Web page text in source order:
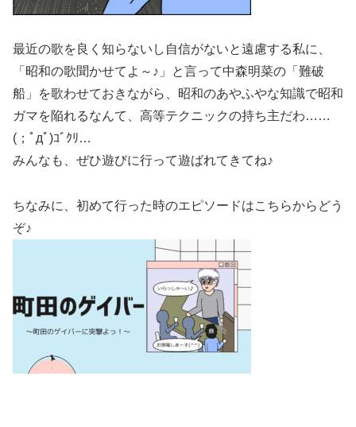
最近の歌を良く知らないし自信がないと遠慮する私に、
「昭和の歌聞かせてよ～♪」と言って中森明菜の「難破
船」を歌わせておきながら、昭和のあやふやな知識で昭和
ガマを陥れるなんて、高等テクニックの持ち主だわ……
(；ﾟдﾟ)ｺﾞｸﾘ…
みんなも、ぜひ遊びに行って遊ばれてきてね♪
ちなみに、初めて行った時のエピソードはこちらからどう
ぞ♪